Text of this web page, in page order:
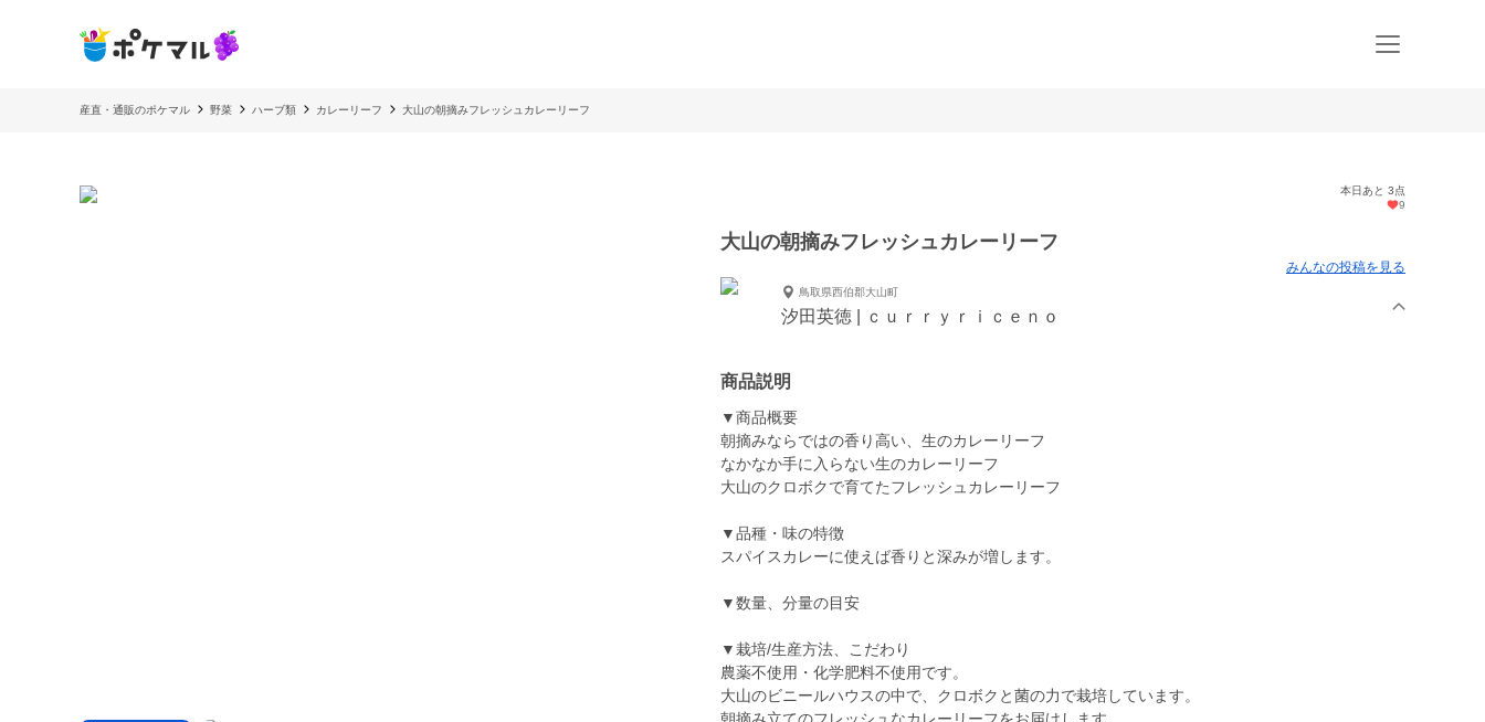
産直・通販のポケマル 野菜 ハーブ類 カレーリーフ 大山の朝摘みフレッシュカレーリーフ
本日あと 3点
9
大山の朝摘みフレッシュカレーリーフ
みんなの投稿を見る
鳥取県西伯郡大山町
汐田英徳 | ｃｕｒｒｙｒｉｃｅｎｏ
商品説明
▼商品概要
朝摘みならではの香り高い、生のカレーリーフ
なかなか手に入らない生のカレーリーフ
大山のクロボクで育てたフレッシュカレーリーフ
▼品種・味の特徴
スパイスカレーに使えば香りと深みが増します。
▼数量、分量の目安
▼栽培/生産方法、こだわり
農薬不使用・化学肥料不使用です。
大山のビニールハウスの中で、クロボクと菌の力で栽培しています。